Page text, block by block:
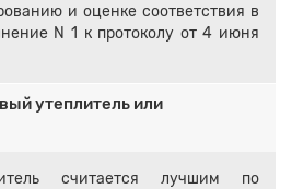
и оценке соответствия в
N 1 к протоколу от 4 июня
утеплитель или
считается лучшим по